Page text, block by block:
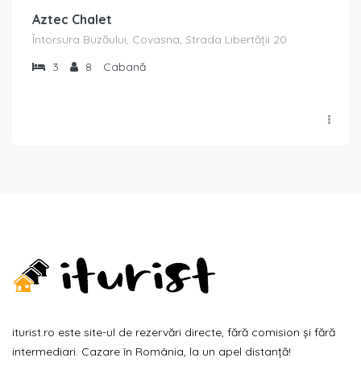
Aztec Chalet
Întorsura Buzăului, Covasna, Strada Libertății 20
3
8 Cabană
iturist.ro este site-ul de rezervări directe, fără comision și fără
intermediari. Cazare în România, la un apel distanță!